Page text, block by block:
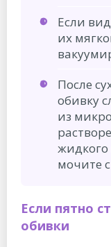
Если
их
После
обивку
из
мочите
Если пятно
обивки